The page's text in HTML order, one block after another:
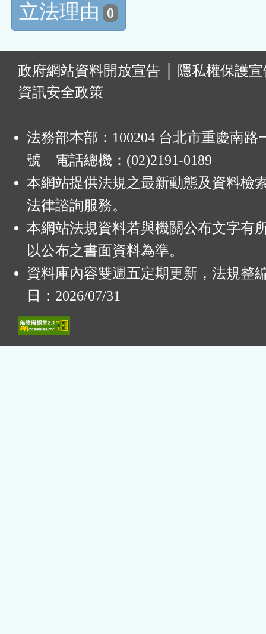
立法理由 0
政府網站資料開放宣告
隱私權保護
資訊安全政策
法務部本部：100204 台北市重慶南路
號 電話總機：(02)2191-0189
本網站提供法規之最新動態及資料檢
法律諮詢服務。
本網站法規資料若與機關公布文字有
以公布之書面資料為準。
資料庫內容雙週五定期更新，法規整
日：2026/07/31